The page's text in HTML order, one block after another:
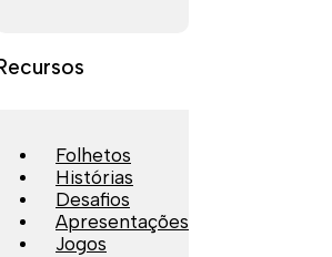
Folhetos
Histórias
Desafios
Apresentações
Jogos